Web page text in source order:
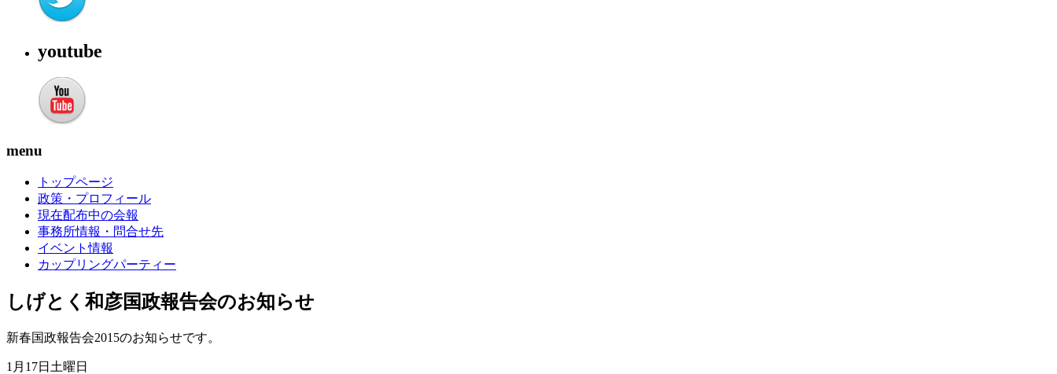
youtube
menu
トップページ
政策・プロフィール
現在配布中の会報
事務所情報・問合せ先
イベント情報
カップリングパーティー
しげとく和彦国政報告会のお知らせ
新春国政報告会2015のお知らせです。
1月17日土曜日